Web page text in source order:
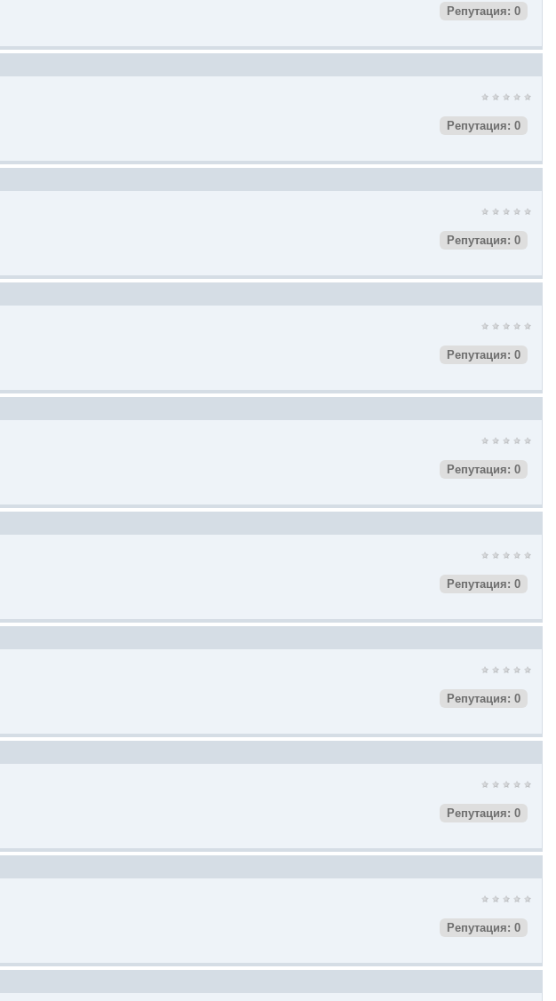
Репутация: 0
Репутация: 0
Репутация: 0
Репутация: 0
Репутация: 0
Репутация: 0
Репутация: 0
Репутация: 0
Репутация: 0